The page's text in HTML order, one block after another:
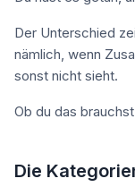
Der Unterschied
nämlich, wenn
sonst nicht sieht.
Ob du das
Die